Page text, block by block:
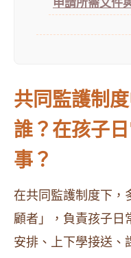
申請所需文件
共同監護制
誰？在孩子
事？
在共同監護制度下，
顧者」，負責孩子日
安排、上下學接送、